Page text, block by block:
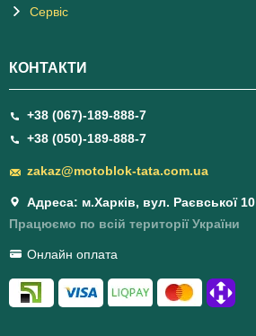
Сервіс
КОНТАКТИ
+38 (067)-189-888-7
+38 (050)-189-888-7
zakaz@motoblok-tata.com.ua
Адреса: м.Харків, вул. Раєвської 10
Працюємо по всій території України
Онлайн оплата